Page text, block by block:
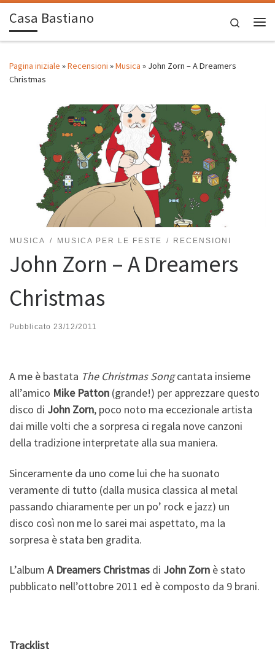
Passa al contenuto
Casa Bastiano
Search
Pagina iniziale »Recensioni »Musica » John Zorn – A Dreamers
Christmas
MUSICA MUSICA PER LE FESTE RECENSIONI
John Zorn – A Dreamers
Christmas
Pubblicato 23/12/2011
A me è bastata The Christmas Songcantata insieme
all’amico Mike Patton (grande!) per apprezzare questo
disco di John Zorn, poco noto ma eccezionale artista
dai mille volti che a sorpresa ci regala nove canzoni
della tradizione interpretate alla sua maniera.
Sinceramente da uno come lui che ha suonato
veramente di tutto (dalla musica classica al metal
passando chiaramente per un po’ rock e jazz) un
disco così non me lo sarei mai aspettato, ma la
sorpresa è stata ben gradita.
L’album A Dreamers Christmas di John Zorn è stato
pubblicato nell’ottobre 2011 ed è composto da 9 brani.
Tracklist